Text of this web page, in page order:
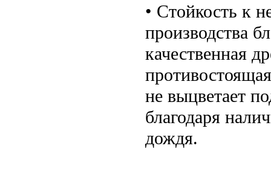
• Стойкость к
производства
качественная
не выцветает
благодаря
дождя.